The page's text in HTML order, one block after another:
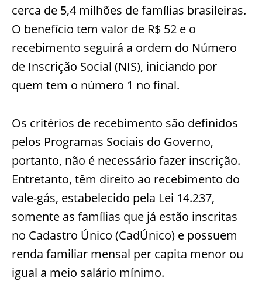
cerca de 5,4 milhões de famílias brasileiras.
O benefício tem valor de R$ 52 e o
recebimento seguirá a ordem do Número
de Inscrição Social (NIS), iniciando por
quem tem o número 1 no final.
Os critérios de recebimento são definidos
pelos Programas Sociais do Governo,
portanto, não é necessário fazer inscrição.
Entretanto, têm direito ao recebimento do
vale-gás, estabelecido pela Lei 14.237,
somente as famílias que já estão inscritas
no Cadastro Único (CadÚnico) e possuem
renda familiar mensal per capita menor ou
igual a meio salário mínimo.